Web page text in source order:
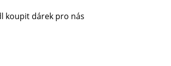
koupit dárek pro nás